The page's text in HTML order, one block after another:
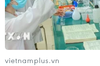
vietnamplus.vn